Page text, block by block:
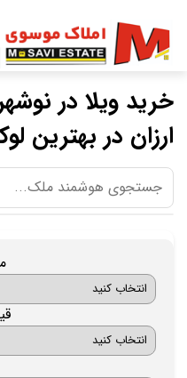
خرید ویلا در
ارزان در بهترین